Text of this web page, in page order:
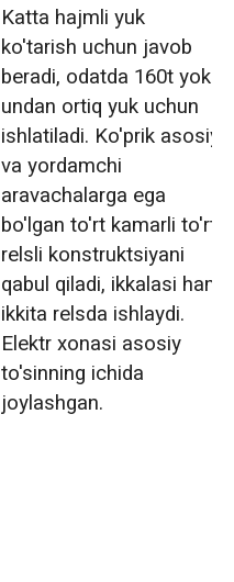
Katta hajmli yuk
ko'tarish uchun javob
beradi, odatda 160t yoki
undan ortiq yuk uchun
ishlatiladi. Ko'prik asosiy
va yordamchi
aravachalarga ega
bo'lgan to'rt kamarli to'rt
relsli konstruktsiyani
qabul qiladi, ikkalasi ham
ikkita relsda ishlaydi.
Elektr xonasi asosiy
to'sinning ichida
joylashgan.